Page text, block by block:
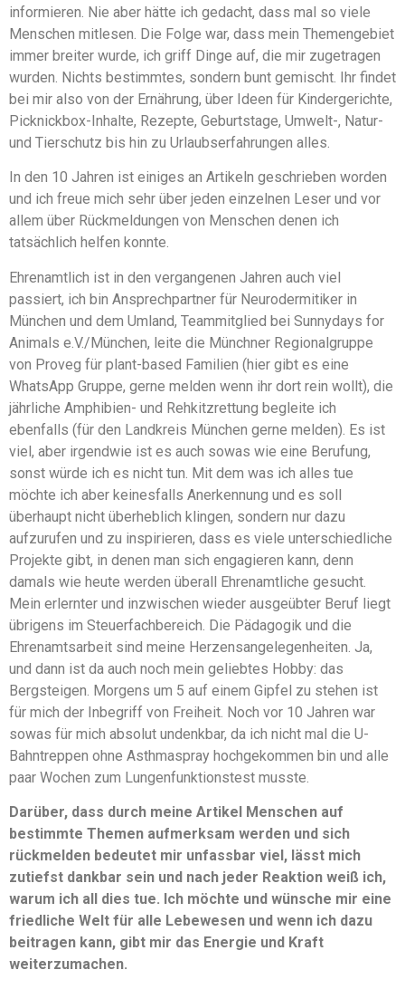
informieren. Nie aber hätte ich gedacht, dass mal so viele
Menschen mitlesen. Die Folge war, dass mein Themengebiet
immer breiter wurde, ich griff Dinge auf, die mir zugetragen
wurden. Nichts bestimmtes, sondern bunt gemischt. Ihr findet
bei mir also von der Ernährung, über Ideen für Kindergerichte,
Picknickbox-Inhalte, Rezepte, Geburtstage, Umwelt-, Natur-
und Tierschutz bis hin zu Urlaubserfahrungen alles.
In den 10 Jahren ist einiges an Artikeln geschrieben worden
und ich freue mich sehr über jeden einzelnen Leser und vor
allem über Rückmeldungen von Menschen denen ich
tatsächlich helfen konnte.
Ehrenamtlich ist in den vergangenen Jahren auch viel
passiert, ich bin Ansprechpartner für Neurodermitiker in
München und dem Umland, Teammitglied bei Sunnydays for
Animals e.V./München, leite die Münchner Regionalgruppe
von Proveg für plant-based Familien (hier gibt es eine
WhatsApp Gruppe, gerne melden wenn ihr dort rein wollt), die
jährliche Amphibien- und Rehkitzrettung begleite ich
ebenfalls (für den Landkreis München gerne melden). Es ist
viel, aber irgendwie ist es auch sowas wie eine Berufung,
sonst würde ich es nicht tun. Mit dem was ich alles tue
möchte ich aber keinesfalls Anerkennung und es soll
überhaupt nicht überheblich klingen, sondern nur dazu
aufzurufen und zu inspirieren, dass es viele unterschiedliche
Projekte gibt, in denen man sich engagieren kann, denn
damals wie heute werden überall Ehrenamtliche gesucht.
Mein erlernter und inzwischen wieder ausgeübter Beruf liegt
übrigens im Steuerfachbereich. Die Pädagogik und die
Ehrenamtsarbeit sind meine Herzensangelegenheiten. Ja,
und dann ist da auch noch mein geliebtes Hobby: das
Bergsteigen. Morgens um 5 auf einem Gipfel zu stehen ist
für mich der Inbegriff von Freiheit. Noch vor 10 Jahren war
sowas für mich absolut undenkbar, da ich nicht mal die U-
Bahntreppen ohne Asthmaspray hochgekommen bin und alle
paar Wochen zum Lungenfunktionstest musste.
Darüber, dass durch meine Artikel Menschen auf
bestimmte Themen aufmerksam werden und sich
rückmelden bedeutet mir unfassbar viel, lässt mich
zutiefst dankbar sein und nach jeder Reaktion weiß ich,
warum ich all dies tue. Ich möchte und wünsche mir eine
friedliche Welt für alle Lebewesen und wenn ich dazu
beitragen kann, gibt mir das Energie und Kraft
weiterzumachen.